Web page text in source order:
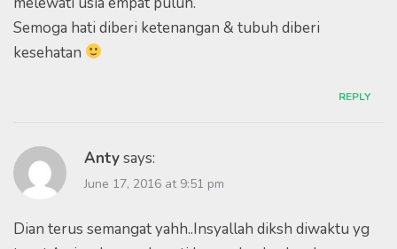
Semoga hati diberi ketenangan & tubuh diberi
kesehatan
REPLY
Antysays:
June 17, 2016 at 9:51 pm
Dian terus semangat yahh..Insyallah diksh diwaktu yg